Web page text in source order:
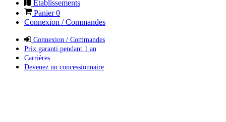
Établissements
Panier0
Connexion / Commandes
Connexion / Commandes
Prix garanti pendant 1 an
Carrières
Devenez un concessionnaire